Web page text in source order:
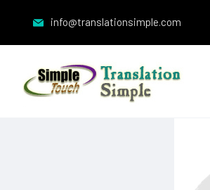
info@translationsimple.com